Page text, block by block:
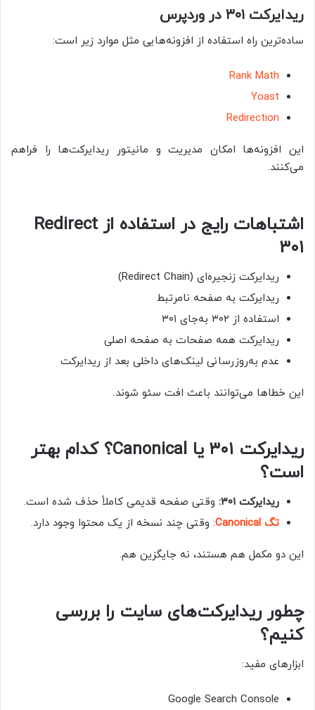
ریدایرکت ۳۰۱ در وردپرس
ساده‌ترین راه استفاده از افزونه‌هایی مثل موارد زیر است:
Rank Math
Yoast
Redirection
این افزونه‌ها امکان مدیریت و مانیتور ریدایرکت‌ها را فراهم
می‌کنند.
اشتباهات رایج در استفاده از Redirect
۳۰۱
ریدایرکت زنجیره‌ای (Redirect Chain)
ریدایرکت به صفحه نامرتبط
استفاده از ۳۰۲ به‌جای ۳۰۱
ریدایرکت همه صفحات به صفحه اصلی
عدم به‌روزرسانی لینک‌های داخلی بعد از ریدایرکت
این خطاها می‌توانند باعث افت سئو شوند.
ریدایرکت ۳۰۱ یا Canonical؟ کدام بهتر
است؟
ریدایرکت ۳۰۱:
وقتی صفحه قدیمی کاملاً حذف شده است.
تگ Canonical
: وقتی چند نسخه از یک محتوا وجود دارد.
این دو مکمل هم هستند، نه جایگزین هم.
چطور ریدایرکت‌های سایت را بررسی
کنیم؟
ابزارهای مفید:
Google Search Console